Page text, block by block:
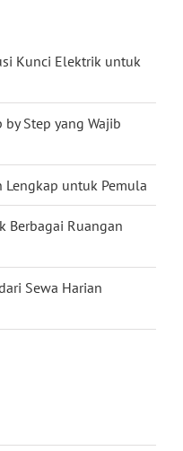
Kunci Elektrik untuk
by Step yang Wajib
Lengkap untuk Pemula
Berbagai Ruangan
Sewa Harian